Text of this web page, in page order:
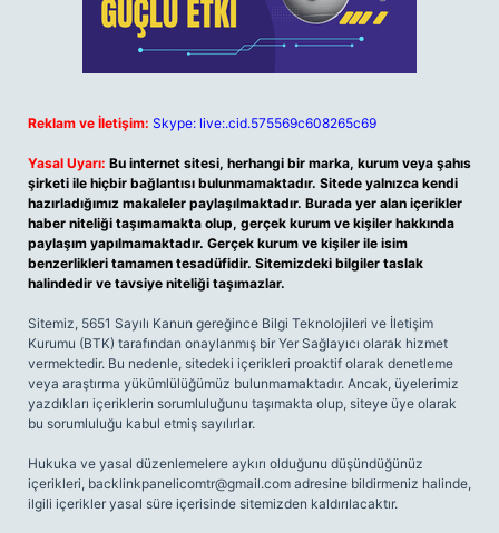
Reklam ve İletişim: Skype: live:.cid.575569c608265c69
Yasal Uyarı: Bu internet sitesi, herhangi bir marka, kurum veya şahıs
şirketi ile hiçbir bağlantısı bulunmamaktadır. Sitede yalnızca kendi
hazırladığımız makaleler paylaşılmaktadır. Burada yer alan içerikler
haber niteliği taşımamakta olup, gerçek kurum ve kişiler hakkında
paylaşım yapılmamaktadır. Gerçek kurum ve kişiler ile isim
benzerlikleri tamamen tesadüfidir. Sitemizdeki bilgiler taslak
halindedir ve tavsiye niteliği taşımazlar.
Sitemiz, 5651 Sayılı Kanun gereğince Bilgi Teknolojileri ve İletişim
Kurumu (BTK) tarafından onaylanmış bir Yer Sağlayıcı olarak hizmet
vermektedir. Bu nedenle, sitedeki içerikleri proaktif olarak denetleme
veya araştırma yükümlülüğümüz bulunmamaktadır. Ancak, üyelerimiz
yazdıkları içeriklerin sorumluluğunu taşımakta olup, siteye üye olarak
bu sorumluluğu kabul etmiş sayılırlar.
Hukuka ve yasal düzenlemelere aykırı olduğunu düşündüğünüz
içerikleri, backlinkpanelicomtr@gmail.com adresine bildirmeniz halinde,
ilgili içerikler yasal süre içerisinde sitemizden kaldırılacaktır.